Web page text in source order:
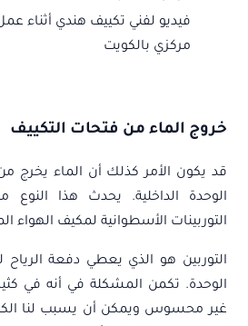
فيديو لفني تكييف هندي أثناء
مركزي بالكويت
خروج الماء من فتحات التكييف
قد يكون الأمر كذلك أن الماء يخرج من
الوحدة الداخلية. يحدث هذا
التوربينات الأسطوانية لمكيف الهواء
التوربين هو الذي يعطي دفعة
الوحدة. تكمن المشكلة في أنه في
غير محسوس ويمكن أن يسبب لنا